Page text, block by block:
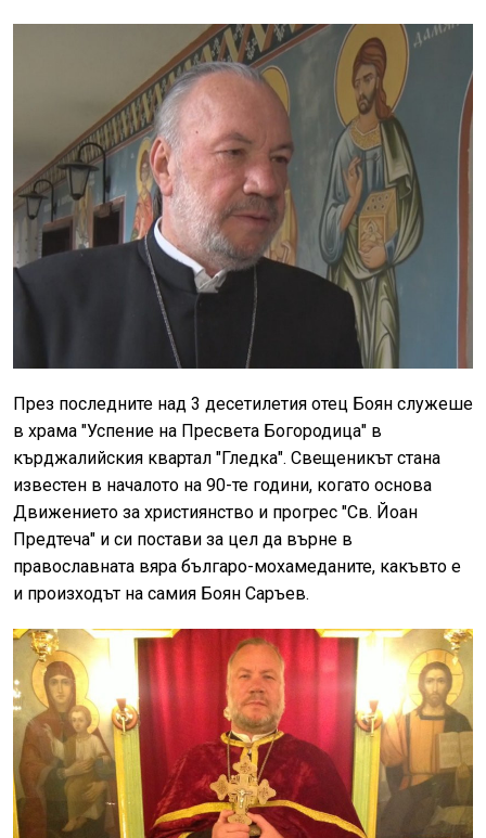
През последните над 3 десетилетия отец Боян служеше
в храма "Успение на Пресвета Богородица" в
кърджалийския квартал "Гледка". Свещеникът стана
известен в началото на 90-те години, когато основа
Движението за християнство и прогрес "Св. Йоан
Предтеча" и си постави за цел да върне в
православната вяра българо-мохамеданите, какъвто е
и произходът на самия Боян Саръев.